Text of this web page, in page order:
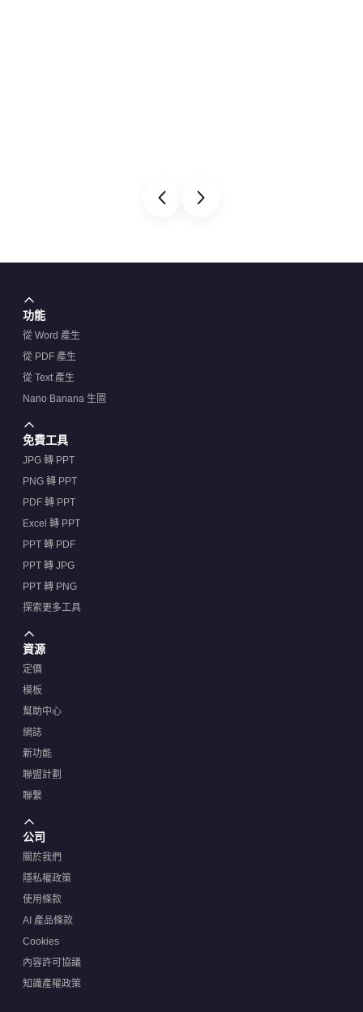
功能
從 Word 產生
從 PDF 產生
從 Text 產生
Nano Banana 生圖
免費工具
JPG 轉 PPT
PNG 轉 PPT
PDF 轉 PPT
Excel 轉 PPT
PPT 轉 PDF
PPT 轉 JPG
PPT 轉 PNG
探索更多工具
資源
定價
模板
幫助中心
網誌
新功能
聯盟計劃
聯繫
公司
關於我們
隱私權政策
使用條款
AI 產品條款
Cookies
內容許可協議
知識產權政策